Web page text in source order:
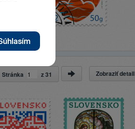
Zobraziť detail
Stránka z31